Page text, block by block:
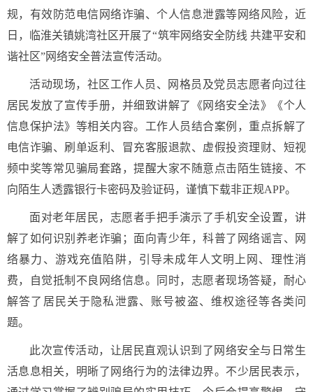
规，有效防范电信网络诈骗、个人信息泄露等网络风险，近
日，临淮关镇姚湾社区开展了“筑牢网络安全防线 共建平安和
谐社区”网络安全普法宣传活动。
活动现场，社区工作人员、网格员及党员志愿者向过往
居民发放了宣传手册，并细致讲解了《网络安全法》《个人
信息保护法》等相关内容。工作人员结合案例，重点拆解了
电信诈骗、刷单返利、冒充客服退款、虚假投资理财、短视
频中奖等常见骗局套路，提醒大家不随意点击陌生链接、不
向陌生人透露银行卡密码及验证码，谨慎下载非正规APP。
面对老年居民，志愿者手把手演示了手机安全设置，讲
解了如何识别养老诈骗；面向青少年，科普了网络谣言、网
络暴力、游戏充值陷阱，引导未成年人文明上网、理性消
费，自觉抵制不良网络信息。同时，志愿者现场答疑，耐心
解答了居民关于隐私泄露、账号被盗、维权途径等各类问
题。
此次宣传活动，让居民直观认识到了网络安全与日常生
活息息相关，明晰了网络行为的法律边界。不少居民表示，